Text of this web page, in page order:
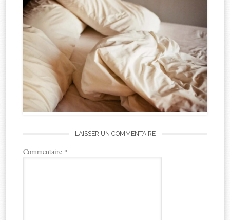
LAISSER UN COMMENTAIRE
Commentaire *